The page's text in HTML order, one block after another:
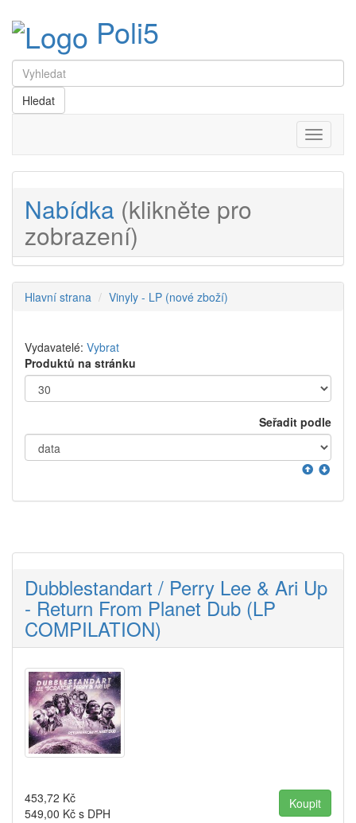
Poli5
Menu
Nabídka (klikněte pro
zobrazení)
Hlavní strana Vinyly - LP (nové zboží)
Vydavatelé: Vybrat
Produktů na stránku
Seřadit podle
Dubblestandart / Perry Lee & Ari Up
- Return From Planet Dub (LP
COMPILATION)
453,72 Kč
549,00 Kč s DPH